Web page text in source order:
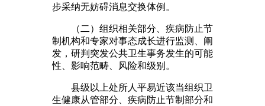
步采纳无妨碍消息交换体例。
（二）组织相关部分、疾病防止节
制机构和专家对事态成长进行监测、阐
发，研判突发公共卫生事务发生的可能
性、影响范畴、风险和级别。
县级以上处所人平易近该当组织卫
生健康从管部分、疾病防止节制部分和